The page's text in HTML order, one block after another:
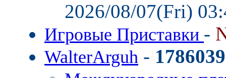
2026/08/07(Fri)
Игровые Приставки -
WalterArguh -